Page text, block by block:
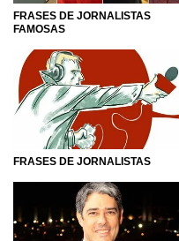
FRASES DE JORNALISTAS
FAMOSAS
FRASES DE JORNALISTAS